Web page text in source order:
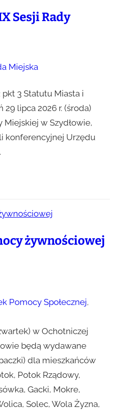
Sesji Rady
Miejska
pkt 3 Statutu Miasta i
29 lipca 2026 r. (środa)
Miejskiej w Szydłowie,
konferencyjnej Urzędu
żywnościowej
Pomocy Społecznej
w Ochotniczej
będą wydawane
dla mieszkańców
Potok Rządowy,
Gacki, Mokre,
Solec, Wola Żyzna,